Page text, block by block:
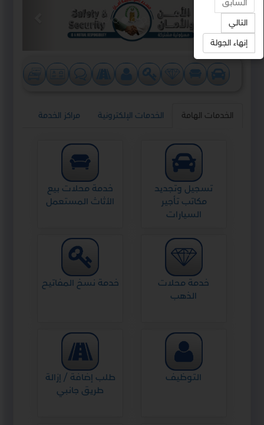
الخدمات الهامة الخدمات الإلكترونية مراكز الخدمة
تسجيل وتجديد
مكاتب تأجير
السيارات
خدمة محلات بيع
الأثاث المستعمل
خدمة محلات
الذهب
خدمة نسخ المفاتيح
التوظيف
طلب إضافة / إزالة
طريق جانبي
السابق
التالي
إنهاء الجولة